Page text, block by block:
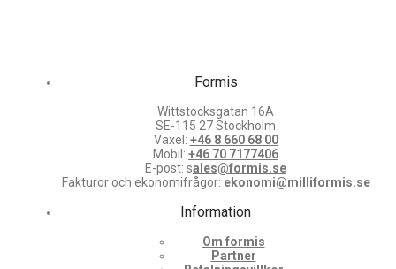
Formis
Wittstocksgatan 16A
SE-115 27 Stockholm
Växel: +46 8 660 68 00
Mobil: +46 70 7177406
E-post: sales@formis.se
Fakturor och ekonomifrågor: ekonomi@milliformis.se
Information
Om formis
Partner